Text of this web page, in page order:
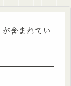
含まれてい